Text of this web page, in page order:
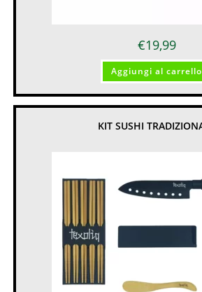
€19,99
Aggiungi al carrello
KIT SUSHI